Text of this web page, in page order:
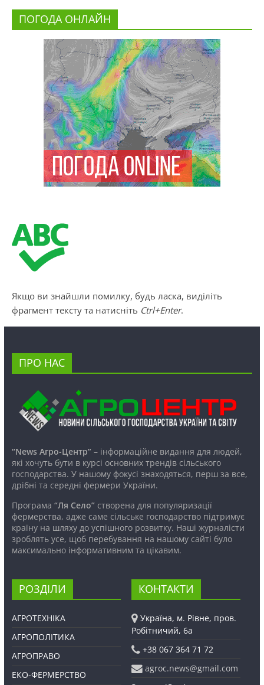
ПОГОДА ОНЛАЙН
Якщо ви знайшли помилку, будь ласка, виділіть
фрагмент тексту та натисніть Ctrl+Enter.
ПРО НАС
“News Агро-Центр”– інформаційне видання для людей,
які хочуть бути в курсі основних трендів сільського
господарства. У нашому фокусі знаходяться, перш за все,
дрібні та середні фермери України.
Програма “Ля Село”створена для популяризації
фермерства, адже саме сільське господарство підтримує
країну на шляху до успішного розвитку. Наші журналісти
зроблять усе, щоб перебування на нашому сайті було
максимально інформативним та цікавим.
РОЗДІЛИ
АГРОТЕХНІКА
АГРОПОЛІТИКА
АГРОПРАВО
ЕКО-ФЕРМЕРСТВО
КОНТАКТИ
Україна, м. Рівне, пров.
Робітничий, 6а
+38 067 364 71 72
agroc.news@gmail.com